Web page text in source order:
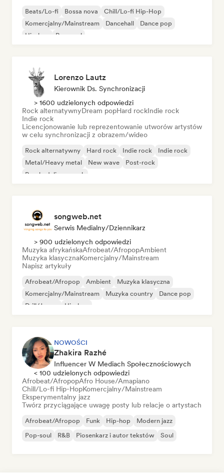
Beats/Lo-fi Bossa nova
Chill/Lo-fi Hip-Hop
Komercjalny/Mainstream
Dancehall
Dance pop
Hip-hop
Pop-soul
Lorenzo Lautz
Kierownik Ds. Synchronizacji
> 1600 udzielonych odpowiedzi
Rock alternatywnyDream popHard rockIndie rock
Indie rock
Licencjonowanie lub reprezentowanie utworów artystów
w celu synchronizacji z obrazem/wideo
Rock alternatywny Hard rock Indie rock
Indie rock
Metal/Heavy metal
New wave
Post-rock
Psychedeliczny rock
songweb.net
Serwis Medialny/Dziennikarz
> 900 udzielonych odpowiedzi
Muzyka afrykańskaAfrobeat/AfropopAmbient
Muzyka klasycznaKomercjalny/Mainstream
Napisz artykuły
Afrobeat/Afropop Ambient
Muzyka klasyczna
Komercjalny/Mainstream
Muzyka country
Dance pop
Drill/Jersey
Hip-hop
NOWOŚCI
Zhakira Razhé
Influencer W Mediach Społecznościowych
< 100 udzielonych odpowiedzi
Afrobeat/AfropopAfro House/Amapiano
Chill/Lo-fi Hip-HopKomercjalny/Mainstream
Eksperymentalny jazz
Twórz przyciągające uwagę posty lub relacje o artystach
Afrobeat/Afropop Funk Hip-hop
Modern jazz
Pop-soul
R&B Piosenkarz i autor tekstów Soul